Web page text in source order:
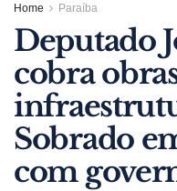
Home Paraíba
Deputado
cobra
Sobrado
com